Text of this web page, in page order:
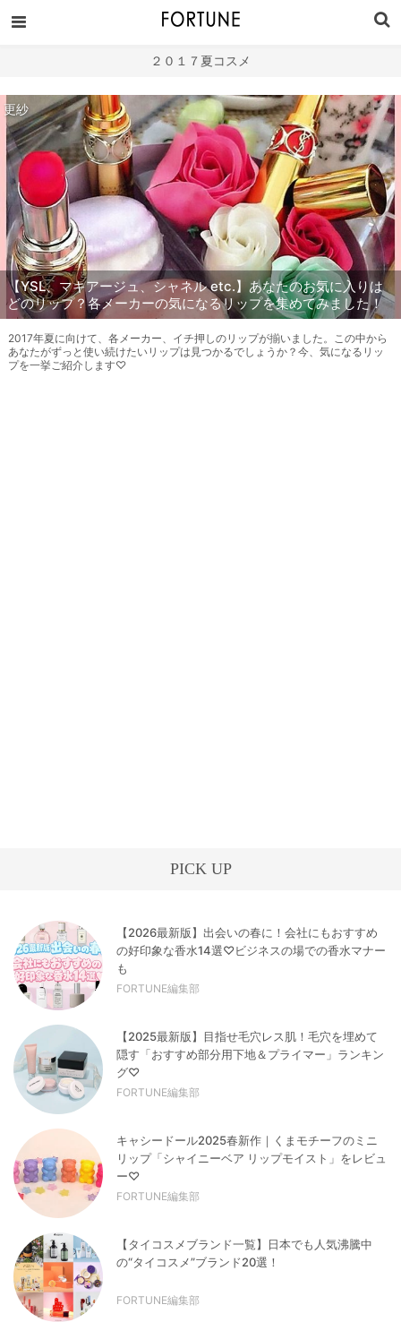
２０１７夏コスメ
更紗
【YSL、マキアージュ、シャネル etc.】あなたのお気に入りは
どのリップ？各メーカーの気になるリップを集めてみました！
2017年夏に向けて、各メーカー、イチ押しのリップが揃いました。この中から
あなたがずっと使い続けたいリップは見つかるでしょうか？今、気になるリッ
プを一挙ご紹介します♡
PICK UP
【2026最新版】出会いの春に！会社にもおすすめ
の好印象な香水14選♡ビジネスの場での香水マナー
も
FORTUNE編集部
【2025最新版】目指せ毛穴レス肌！毛穴を埋めて
隠す「おすすめ部分用下地＆プライマー」ランキン
グ♡
FORTUNE編集部
キャシードール2025春新作｜くまモチーフのミニ
リップ「シャイニーベア リップモイスト」をレビュ
ー♡
FORTUNE編集部
【タイコスメブランド一覧】日本でも人気沸騰中
の“タイコスメ”ブランド20選！
FORTUNE編集部